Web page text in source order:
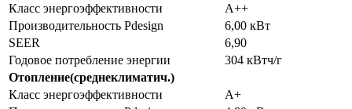
Класс энергоэффективности
A++
Производительность Pdesign
6,00 кВт
SEER
6,90
Годовое потребление энергии
304 кВтч/г
Отопление(среднеклиматич.)
Класс энергоэффективности
A+